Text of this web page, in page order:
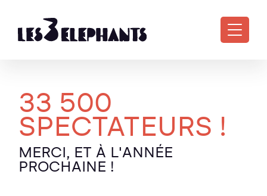
33 500
SPECTATEURS !
MERCI, ET À L'ANNÉE
PROCHAINE !